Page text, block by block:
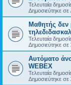
Τελευταία
Δημοσιεύτηκε σε
Μαθητής δεν
Τελευταία
Δημοσιεύτηκε σε
Αυτόματο
WEBEX
Τελευταία
Δημοσιεύτηκε σε